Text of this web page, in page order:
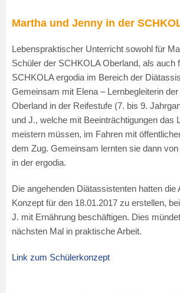
Martha und Jenny in der
Lebenspraktischer Unterricht sowohl für
Schüler der SCHKOLA Oberland, als auch
SCHKOLA ergodia im Bereich der
Gemeinsam mit Elena – Lernbegleiterin
Oberland in der Reifestufe (7. bis 9.
und J., welche mit Beeinträchtigungen das
meistern müssen, im Fahren mit
dem Zug. Gemeinsam lernten sie dann
in der ergodia.
Die angehenden Diätassistenten hatten die
Konzept für den 18.01.2017 zu erstellen,
J. mit Ernährung beschäftigen. Dies
nächsten Mal in praktische Arbeit.
Link zum Schülerkonzept